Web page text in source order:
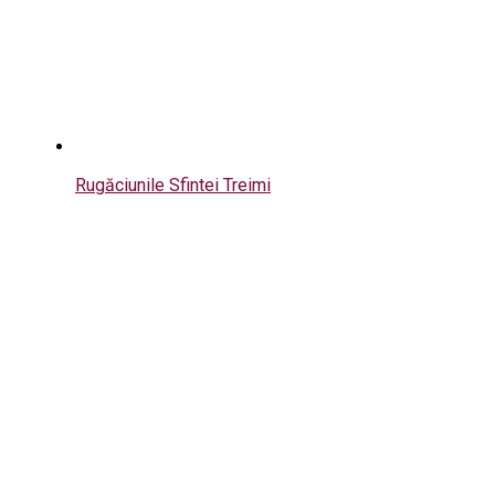
Rugăciunile Sfintei Treimi